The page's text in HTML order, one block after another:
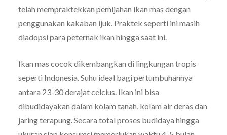
telah mempraktekkan pemijahan ikan mas dengan
penggunakan kakaban ijuk. Praktek seperti ini masih
diadopsi para peternak ikan hingga saat ini.
Ikan mas cocok dikembangkan di lingkungan tropis
seperti Indonesia. Suhu ideal bagi pertumbuhannya
antara 23-30 derajat celcius. Ikan ini bisa
dibudidayakan dalam kolam tanah, kolam air deras dan
jaring terapung. Secara total proses budidaya hingga